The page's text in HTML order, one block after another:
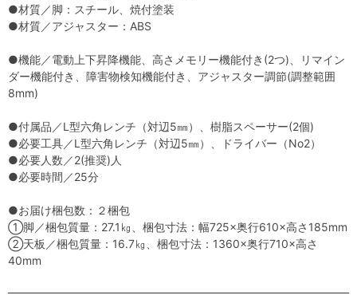
●材質／脚：スチール、焼付塗装
●材質／アジャスター：ABS
●機能／電動上下昇降機能、高さメモリー機能付き(2つ)、リマイン
ダー機能付き、障害物検知機能付き、アジャスター調節(調整範囲
8mm)
●付属品／L型六角レンチ（対辺5㎜）、樹脂スペーサー(2個)
●必要工具／L型六角レンチ（対辺5㎜）、ドライバー（No2）
●必要人数／2(推奨)人
●必要時間／25分
●お届け梱包数：２梱包
①脚／梱包質量：27.1㎏、梱包寸法：幅725×奥行610×高さ185mm
②天板／梱包質量：16.7㎏、梱包寸法：1360×奥行710×高さ
40mm